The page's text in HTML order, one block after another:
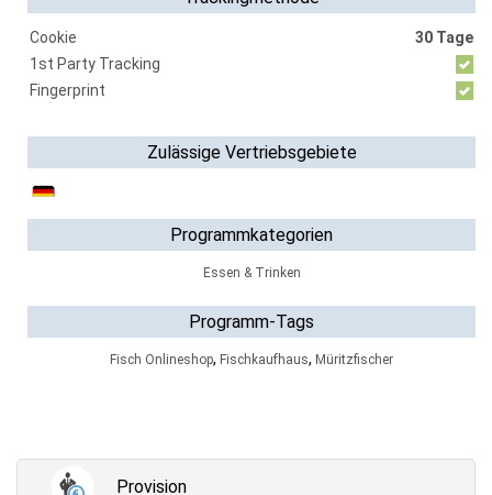
Cookie
30 Tage
1st Party Tracking
Fingerprint
Zulässige Vertriebsgebiete
Programmkategorien
Essen & Trinken
Programm-Tags
Fisch Onlineshop, Fischkaufhaus, Müritzfischer
Provision